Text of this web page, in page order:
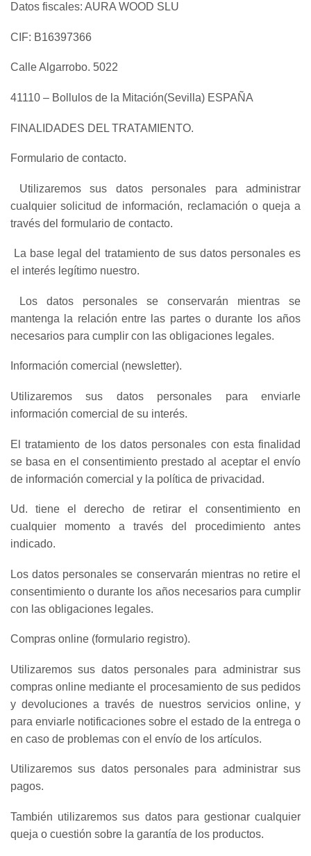
Datos fiscales: AURA WOOD SLU
CIF: B16397366
Calle Algarrobo. 5022
41110 – Bollulos de la Mitación(Sevilla) ESPAÑA
FINALIDADES DEL TRATAMIENTO.
Formulario de contacto.
Utilizaremos sus datos personales para administrar
cualquier solicitud de información, reclamación o queja a
través del formulario de contacto.
La base legal del tratamiento de sus datos personales es
el interés legítimo nuestro.
Los datos personales se conservarán mientras se
mantenga la relación entre las partes o durante los años
necesarios para cumplir con las obligaciones legales.
Información comercial (newsletter).
Utilizaremos sus datos personales para enviarle
información comercial de su interés.
El tratamiento de los datos personales con esta finalidad
se basa en el consentimiento prestado al aceptar el envío
de información comercial y la política de privacidad.
Ud. tiene el derecho de retirar el consentimiento en
cualquier momento a través del procedimiento antes
indicado.
Los datos personales se conservarán mientras no retire el
consentimiento o durante los años necesarios para cumplir
con las obligaciones legales.
Compras online (formulario registro).
Utilizaremos sus datos personales para administrar sus
compras online mediante el procesamiento de sus pedidos
y devoluciones a través de nuestros servicios online, y
para enviarle notificaciones sobre el estado de la entrega o
en caso de problemas con el envío de los artículos.
Utilizaremos sus datos personales para administrar sus
pagos.
También utilizaremos sus datos para gestionar cualquier
queja o cuestión sobre la garantía de los productos.